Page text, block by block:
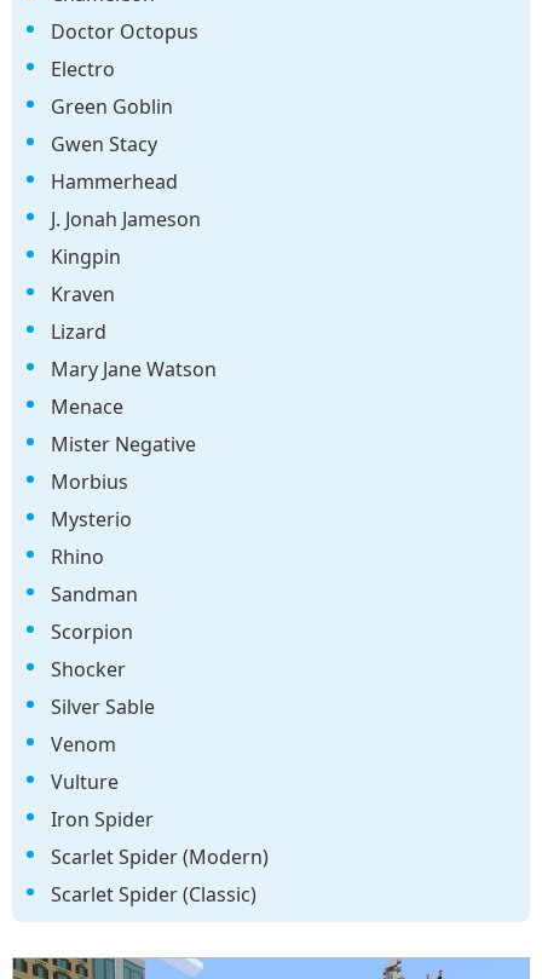
Doctor Octopus
Electro
Green Goblin
Gwen Stacy
Hammerhead
J. Jonah Jameson
Kingpin
Kraven
Lizard
Mary Jane Watson
Menace
Mister Negative
Morbius
Mysterio
Rhino
Sandman
Scorpion
Shocker
Silver Sable
Venom
Vulture
Iron Spider
Scarlet Spider (Modern)
Scarlet Spider (Classic)